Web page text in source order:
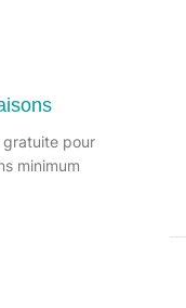
gratuite pour
minimum
des grandes surfaces
Métal Chromé.
pour balai ciseau.